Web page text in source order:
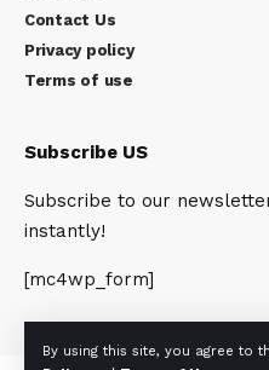
By using this site, you agree to
Contact Us
Privacy policy
Terms of use
Subscribe US
Subscribe to our
instantly!
[mc4wp_form]